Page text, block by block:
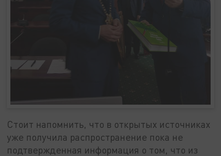
Стоит напомнить, что в открытых источниках
уже получила распространение пока не
подтвержденная информация о том, что из